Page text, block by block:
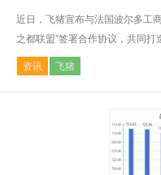
近日，飞猪宣布与法国波尔多工
之都联盟”签署合作协议，共同
资讯 飞猪